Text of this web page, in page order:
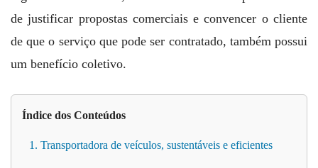
de justificar propostas comerciais e convencer o cliente
de que o serviço que pode ser contratado, também possui
um benefício coletivo.
Índice dos Conteúdos
1. Transportadora de veículos, sustentáveis e eficientes